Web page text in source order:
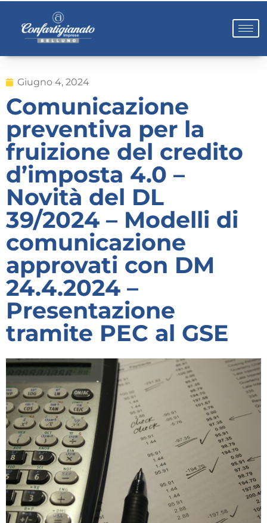
Giugno 4, 2024
Comunicazione
preventiva per la
fruizione del credito
d’imposta 4.0 –
Novità del DL
39/2024 – Modelli di
comunicazione
approvati con DM
24.4.2024 –
Presentazione
tramite PEC al GSE